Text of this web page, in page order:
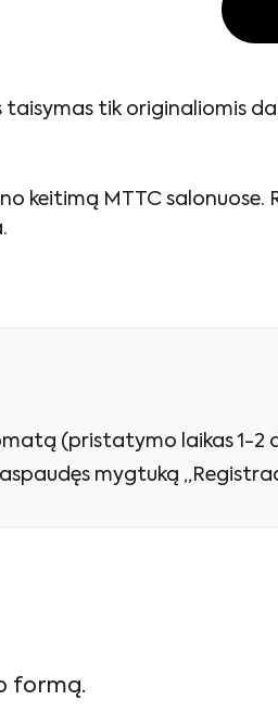
taisymas tik originaliomis
keitimą MTTC salonuose.
(pristatymo laikas 1-2
mygtuką
formą.